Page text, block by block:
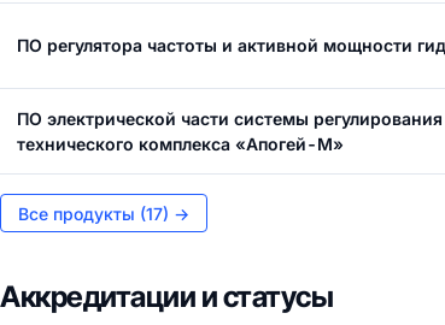
ПО регулятора частоты и активной мощности
ПО электрической части системы
технического комплекса «Апогей-М»
Все продукты (17) →
Аккредитации и статусы